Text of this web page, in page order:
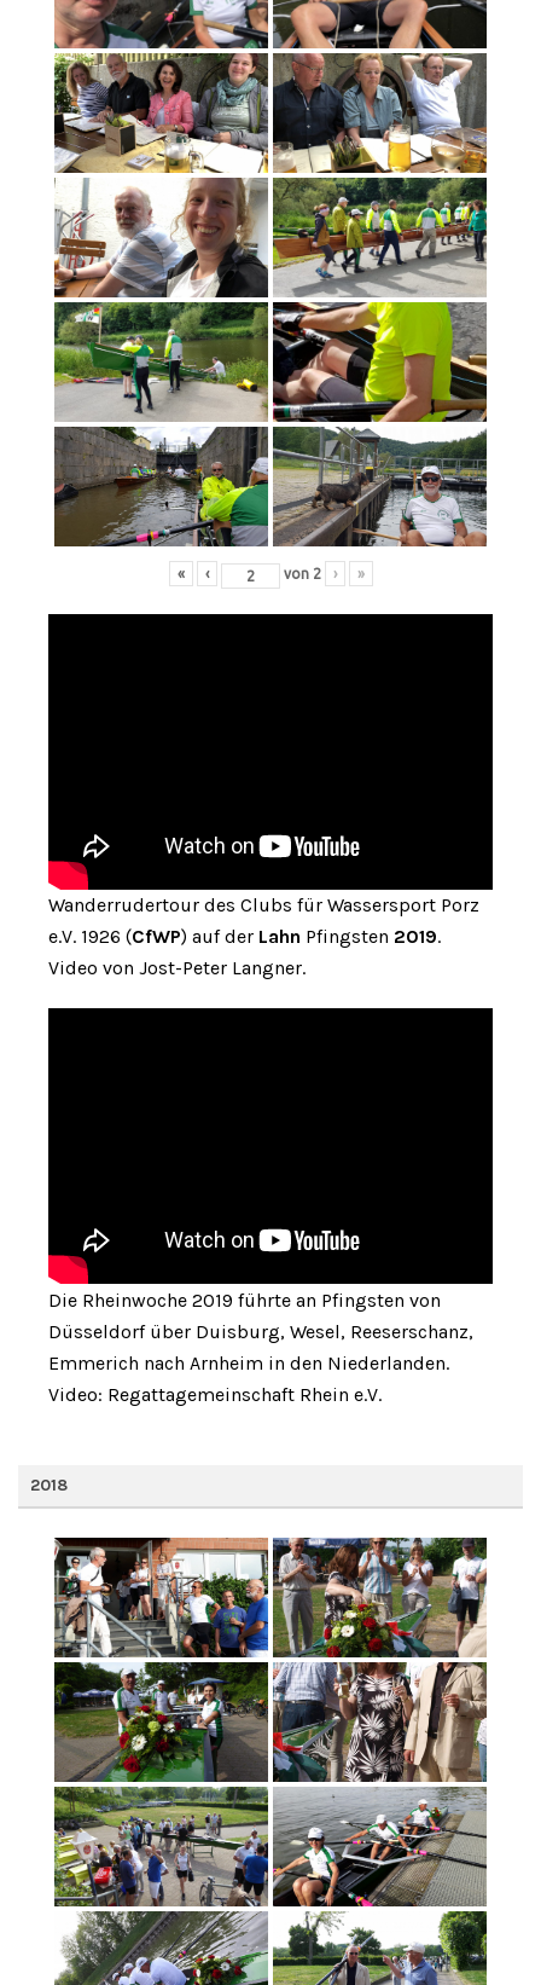
« ‹ von 2 › »
Wanderrudertour des Clubs für Wassersport Porz
e.V. 1926 (CfWP) auf der Lahn Pfingsten 2019.
Video von Jost-Peter Langner.
Die Rheinwoche 2019 führte an Pfingsten von
Düsseldorf über Duisburg, Wesel, Reeserschanz,
Emmerich nach Arnheim in den Niederlanden.
Video: Regattagemeinschaft Rhein e.V.
2018